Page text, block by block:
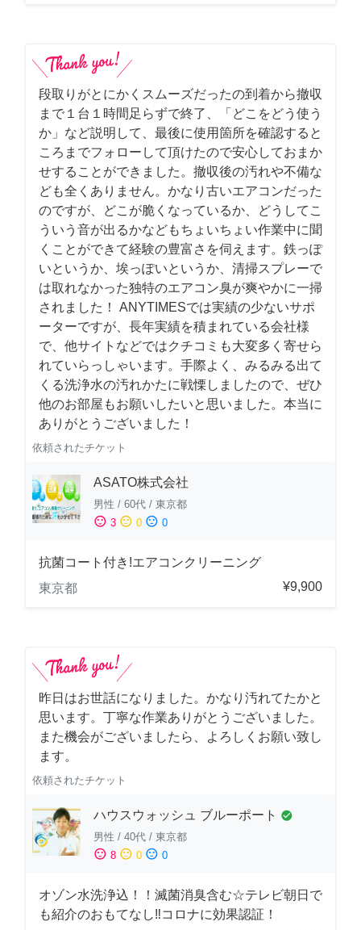
段取りがとにかくスムーズだったの到着から撤収
まで１台１時間足らずで終了、「どこをどう使う
か」など説明して、最後に使用箇所を確認すると
ころまでフォローして頂けたので安心しておまか
せすることができました。撤収後の汚れや不備な
ども全くありません。かなり古いエアコンだった
のですが、どこが脆くなっているか、どうしてこ
ういう音が出るかなどもちょいちょい作業中に聞
くことができて経験の豊富さを伺えます。鉄っぽ
いというか、埃っぽいというか、清掃スプレーで
は取れなかった独特のエアコン臭が爽やかに一掃
されました！ ANYTIMESでは実績の少ないサポ
ーターですが、長年実績を積まれている会社様
で、他サイトなどではクチコミも大変多く寄せら
れていらっしゃいます。手際よく、みるみる出て
くる洗浄水の汚れかたに戦慄しましたので、ぜひ
他のお部屋もお願いしたいと思いました。本当に
ありがとうございました！
依頼されたチケット
ASATO株式会社
男性 / 60代 / 東京都
sentiment_satisfied 3 sentiment_neutral 0 sentiment_dissatisfied 0
抗菌コート付き!エアコンクリーニング
東京都
¥9,900
昨日はお世話になりました。かなり汚れてたかと
思います。丁寧な作業ありがとうございました。
また機会がございましたら、よろしくお願い致し
ます。
依頼されたチケット
ハウスウォッシュ ブルーポート check_circle
男性 / 40代 / 東京都
sentiment_satisfied 8 sentiment_neutral 0 sentiment_dissatisfied 0
オゾン水洗浄込！！滅菌消臭含む☆テレビ朝日で
も紹介のおもてなし‼コロナに効果認証！